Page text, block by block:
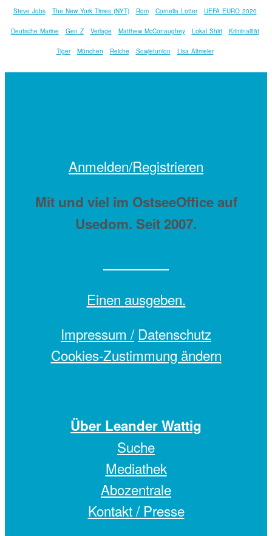
Steve Jobs The New York Times (NYT) Rom Cornelia Lotter UEFA EURO 2020
Deutsche Marine Gen Z Verlage Matthew McConaughey Lokal Shirt Kriminalität
Tiger München Reiche Sowjetunion Lisa Altmeier
Anmelden/Registrieren
Mit und viel im OstseeOffice auf
Usedom. Seit 2007.
Einen ausgeben.
Impressum / Datenschutz
Cookies-Zustimmung ändern
Über Leander Wattig
Suche
Mediathek
Abozentrale
Kontakt / Presse